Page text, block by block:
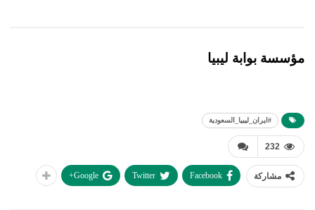
مؤسسة بوابة ليبيا
#ايران_ليبيا_السعودية
232
مشاركة Facebook
Twitter
Google+